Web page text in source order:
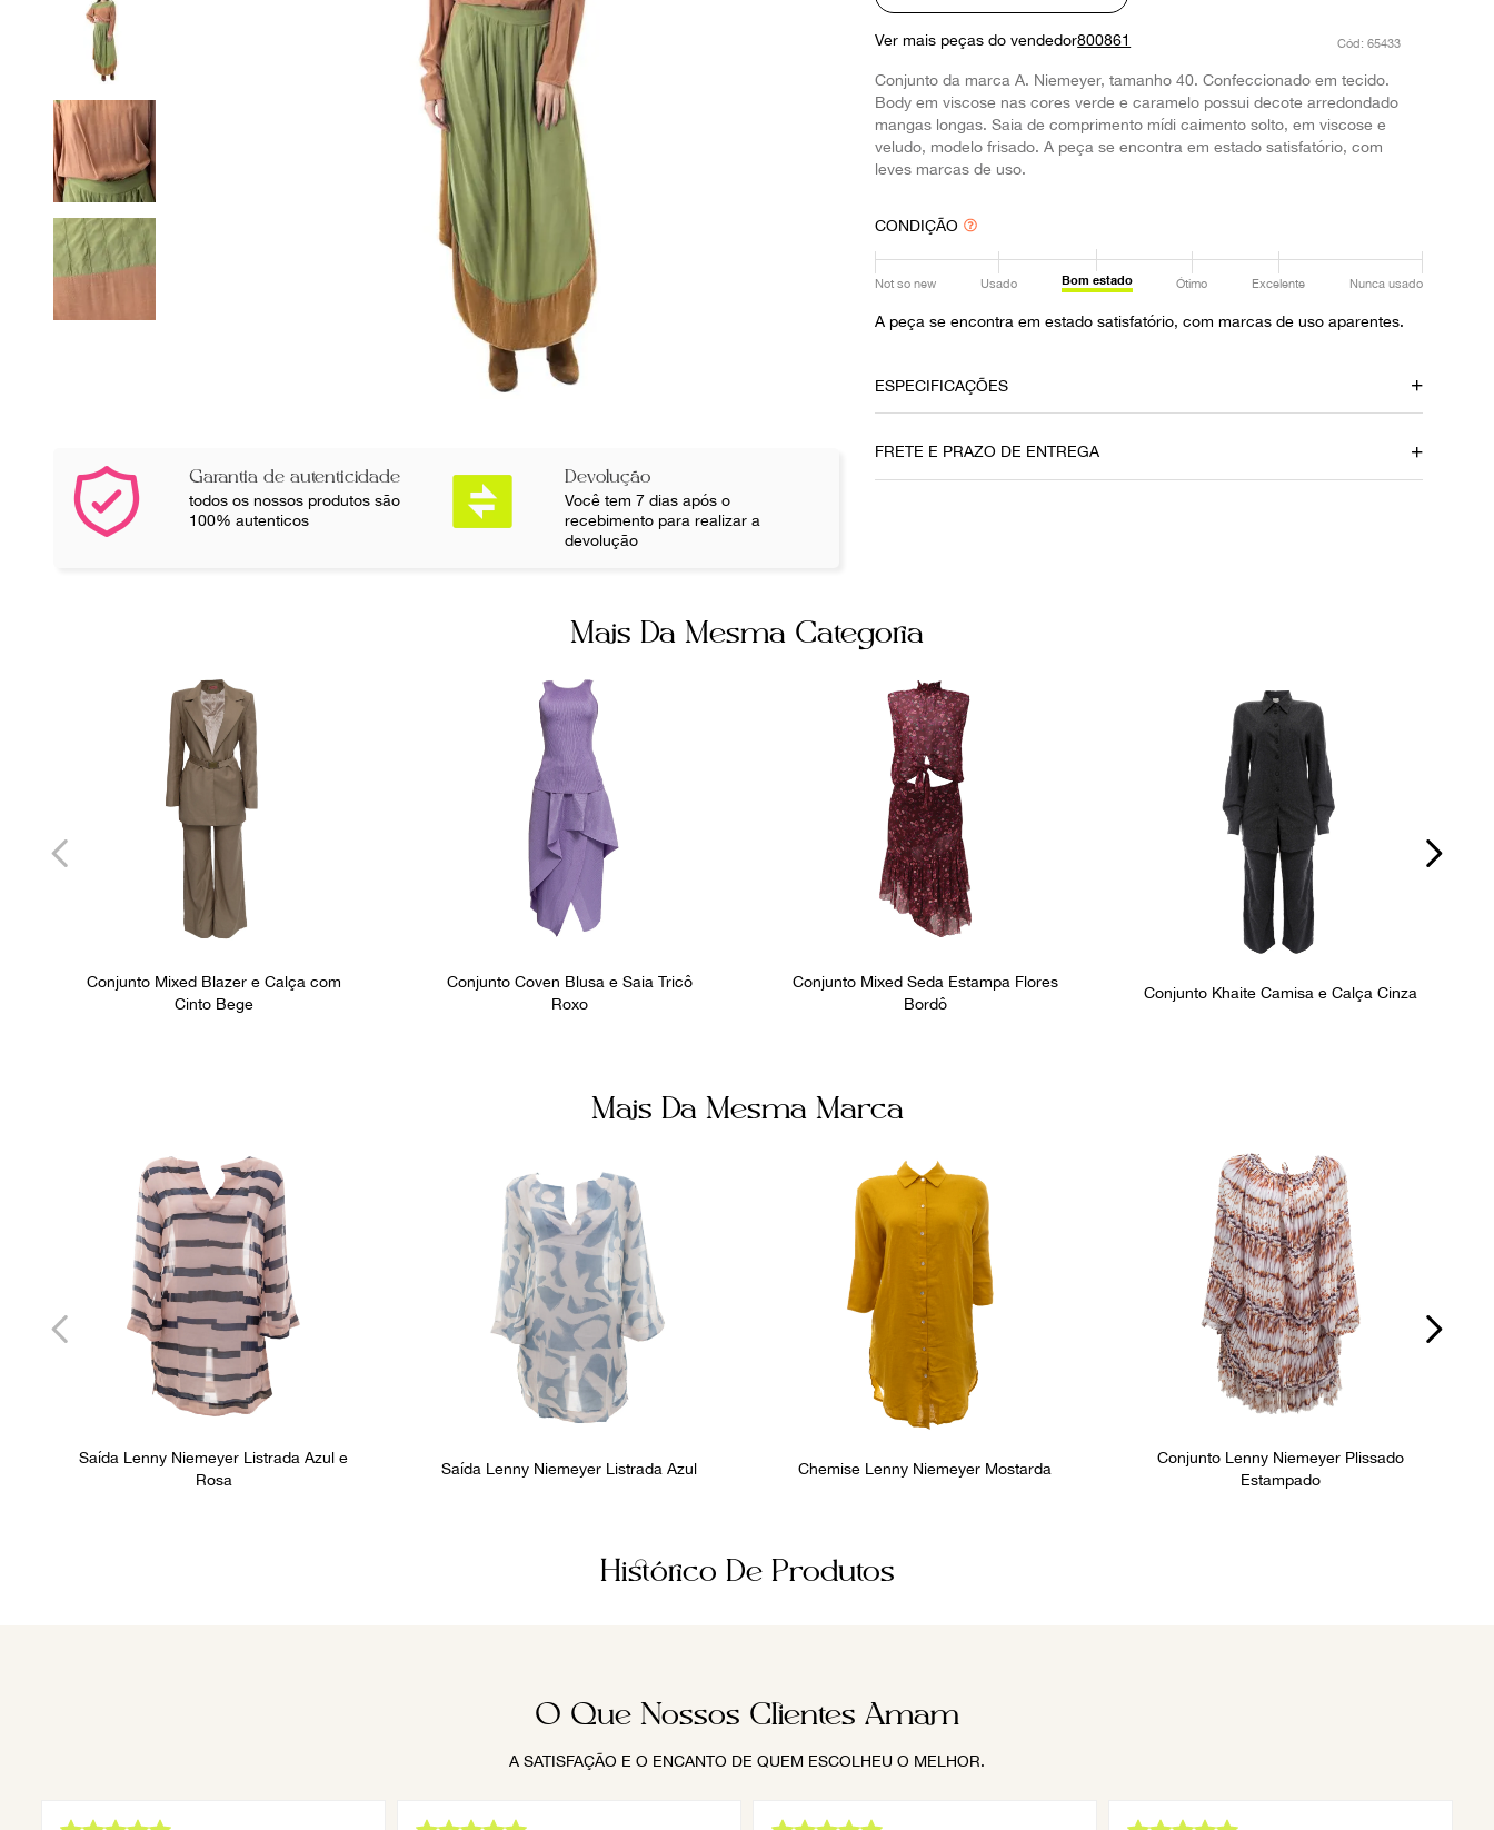
Garantia de autenticidade
todos os nossos produtos são
100% autenticos
Devolução
Você tem 7 dias após o
recebimento para realizar a
devolução
Ver mais peças do vendedor800861 : 65433
Conjunto da marca A. Niemeyer, tamanho 40. Confeccionado em tecido.
Body em viscose nas cores verde e caramelo possui decote arredondado
mangas longas. Saia de comprimento mídi caimento solto, em viscose e
veludo, modelo frisado. A peça se encontra em estado satisfatório, com
leves marcas de uso.
CONDIÇÃO
Not so new Usado Bom estado Ótimo Excelente Nunca usado
A peça se encontra em estado satisfatório, com marcas de uso aparentes.
ESPECIFICAÇÕES
27062022
FPNYCAD
FRETE E PRAZO DE ENTREGA
Mais Da Mesma Categoria
Conjunto Mixed Blazer e Calça com
Cinto Bege
Conjunto Coven Blusa e Saia Tricô
Roxo
Conjunto Mixed Seda Estampa Flores
Bordô
Conjunto Khaite Camisa e Calça Cinza
Mais Da Mesma Marca
Saída Lenny Niemeyer Listrada Azul e
Rosa
Saída Lenny Niemeyer Listrada Azul Chemise Lenny Niemeyer Mostarda
Conjunto Lenny Niemeyer Plissado
Estampado
Histórico De Produtos
O Que Nossos Clientes Amam
A SATISFAÇÃO E O ENCANTO DE QUEM ESCOLHEU O MELHOR.